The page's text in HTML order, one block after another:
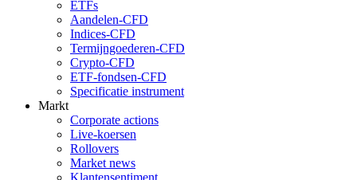
ETFs
Aandelen-CFD
Indices-CFD
Termijngoederen-CFD
Crypto-CFD
ETF-fondsen-CFD
Specificatie instrument
Markt
Corporate actions
Live-koersen
Rollovers
Market news
Klantensentiment